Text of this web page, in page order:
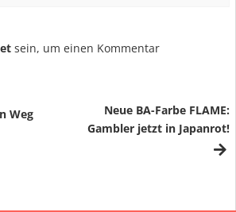
sein, um einen Kommentar
Weg
Neue BA-Farbe FLAME:
Gambler jetzt in Japanrot!